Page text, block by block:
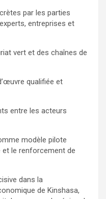
par les parties
entreprises et
vert et des chaînes de
qualifiée et
entre les acteurs
modèle pilote
et le renforcement de
dans la
de Kinshasa,